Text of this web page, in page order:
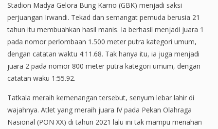
Stadion Madya Gelora Bung Karno (GBK) menjadi saksi
perjuangan Irwandi. Tekad dan semangat pemuda berusia 21
tahun itu membuahkan hasil manis. Ia berhasil menjadi juara 1
pada nomor perlombaan 1.500 meter putra kategori umum,
dengan catatan waktu 4:11.68. Tak hanya itu, ia juga menjadi
juara 2 pada nomor 800 meter putra kategori umum, dengan
catatan waku 1:55.92.
Tatkala meraih kemenangan tersebut, senyum lebar lahir di
wajahnya. Atlet yang meraih juara IV pada Pekan Olahraga
Nasional (PON XX) di tahun 2021 lalu ini tak mampu menahan